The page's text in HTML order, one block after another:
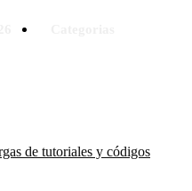
de tutoriales y códigos